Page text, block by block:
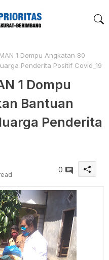
1 Dompu Angkatan 80
Penderita Positif Covid_19
1 Dompu
Bantuan
Penderita
0